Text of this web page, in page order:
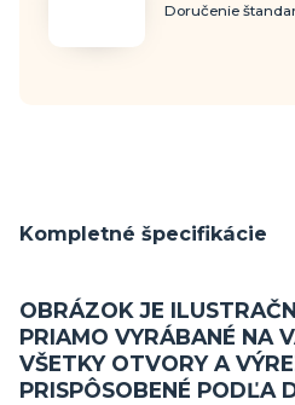
Doručenie
Kompletné špecifikácie
OBRÁZOK JE
PRIAMO VYRÁBANÉ NA
VŠETKY OTVORY A
PRISPÔSOBENÉ PODĽA